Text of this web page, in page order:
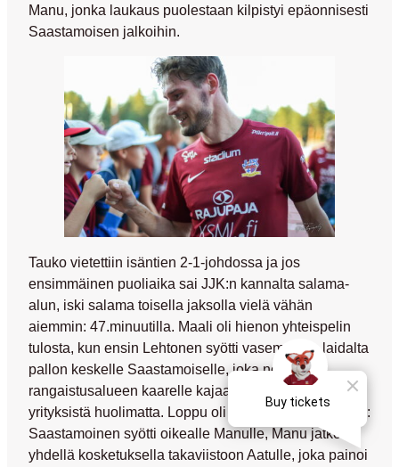
Manu, jonka laukaus puolestaan kilpistyi epäonnisesti
Saastamoisen jalkoihin.
Tauko vietettiin isäntien 2-1-johdossa ja jos
ensimmäinen puoliaika sai JJK:n kannalta salama-
alun, iski salama toisella jaksolla vielä vähän
aiemmin: 47.minuutilla. Maali oli hienon yhteispelin
tulosta, kun ensin Lehtonen syötti vasemmalta laidalta
pallon keskelle Saastamoiselle, joka nousi
rangaistusalueen kaarelle kajaanilaisten estely-
yrityksistä huolimatta. Loppu oli Mannisten yhteistyötä:
Saastamoinen syötti oikealle Manulle, Manu jatkoi
yhdellä kosketuksella takaviistoon Aatulle, joka painoi